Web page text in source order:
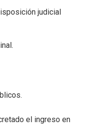
judicial
el ingreso en